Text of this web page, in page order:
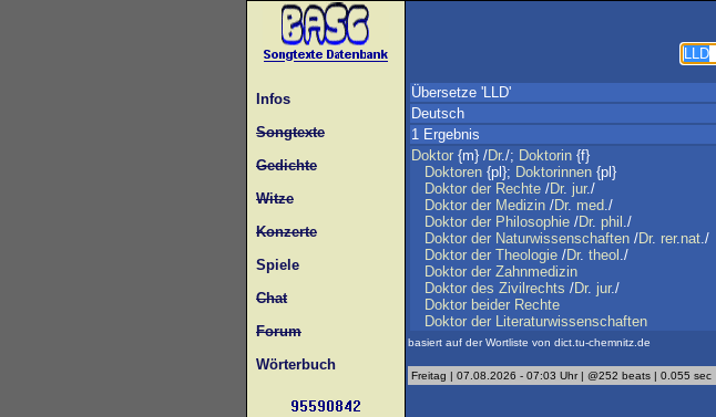
Infos
Songtexte
Gedichte
Witze
Konzerte
Spiele
Chat
Forum
Wörterbuch
Übersetze 'LLD'
Deutsch
1 Ergebnis
Doktor {m} /Dr./; Doktorin {f}
Doktoren {pl}; Doktorinnen {pl}
Doktor der Rechte /Dr. jur./
Doktor der Medizin /Dr. med./
Doktor der Philosophie /Dr. phil ./
Doktor der Naturwissenschaften /Dr. rer.nat./
Doktor der Theologie /Dr. theol ./
Doktor der Zahnmedizin
Doktor des Zivilrechts /Dr. jur./
Doktor beider Rechte
Doktor der Literaturwissenschaften
basiert auf der Wortliste von dict.tu-chemnitz.de
Freitag | 07.08.2026 - 07:03 Uhr | @252 beats | 0.055 sec